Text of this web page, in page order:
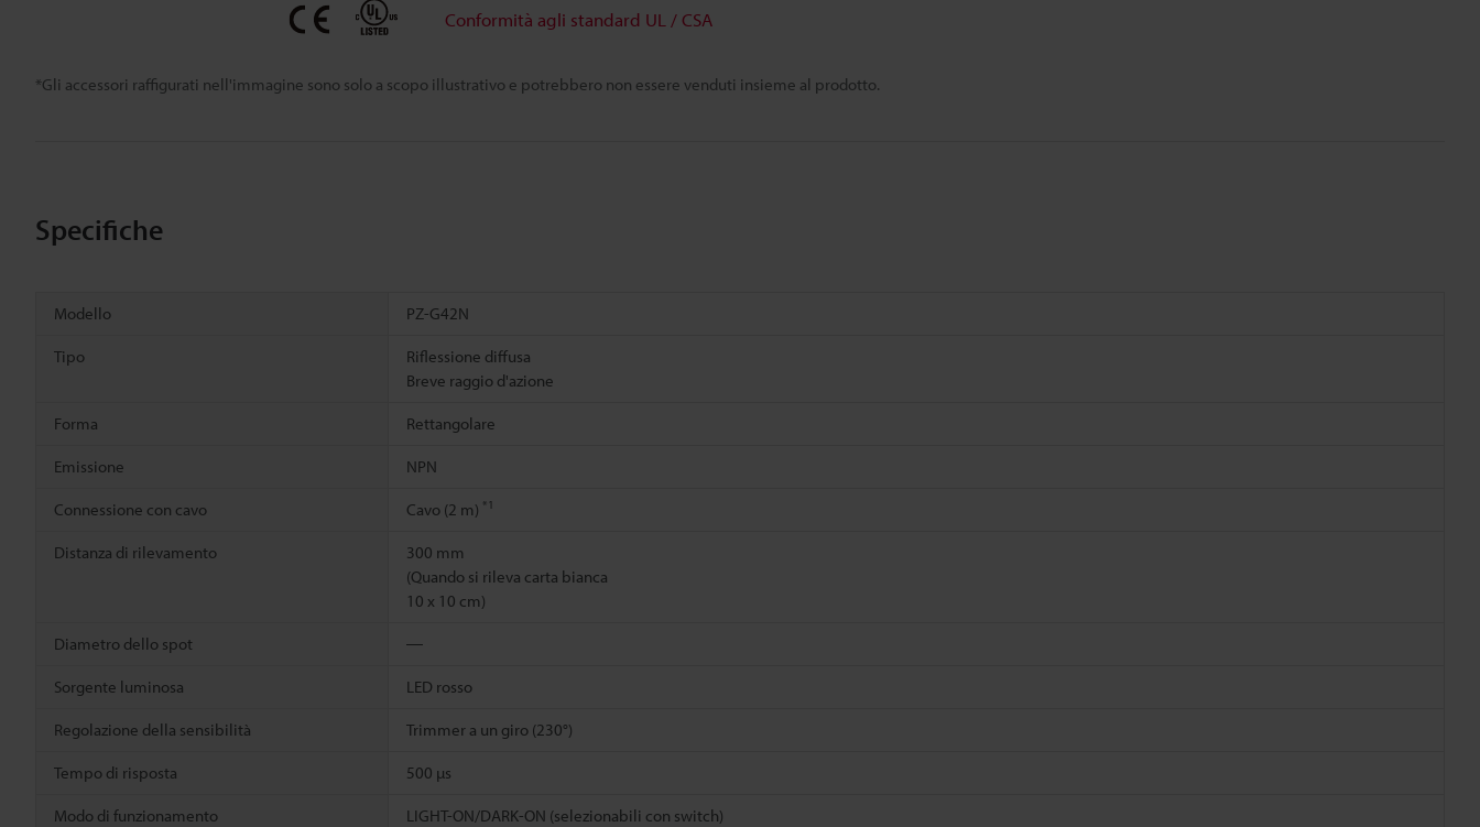
*Gli accessori raffigurati nell'immagine sono solo a scopo illustrativo e potrebbero non essere venduti insieme al prodotto.
Conformità agli standard UL / CSA
Specifiche
Modello PZ-G42N
Tipo
Riflessione diffusa
Breve raggio d'azione
Forma Rettangolare
Emissione NPN
Connessione con cavo Cavo (2 m) *1
Distanza di rilevamento
300 mm
(Quando si rileva carta bianca
10 x 10 cm)
Diametro dello spot ―
Sorgente luminosa LED rosso
Regolazione della sensibilità Trimmer a un giro (230°)
Tempo di risposta 500 µs
Modo di funzionamento LIGHT-ON/DARK-ON (selezionabili con switch)